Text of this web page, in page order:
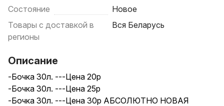
Состояние
Новое
Товары с доставкой в
регионы
Вся Беларусь
Описание
-Бочка 30л. ---Цена 20р
-Бочка 30л. ---Цена 25р
-Бочка 30л. ---Цена 30р АБСОЛЮТНО НОВАЯ